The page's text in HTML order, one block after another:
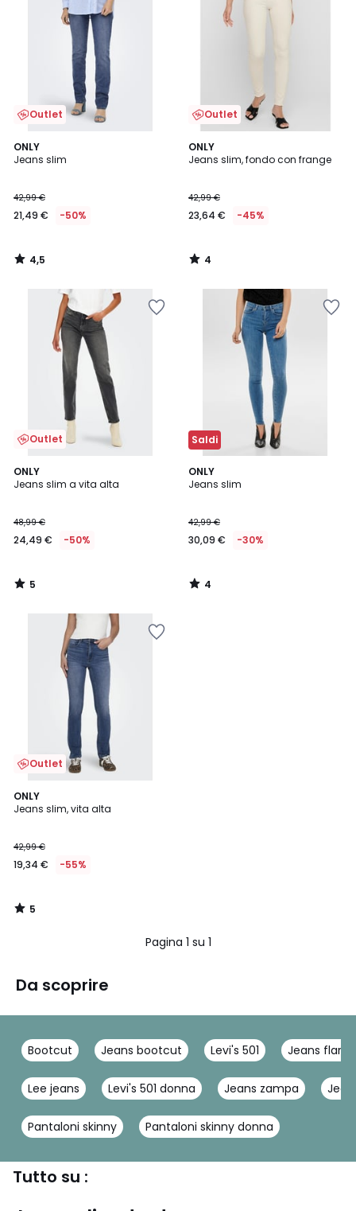
Outlet
ONLY
Jeans slim
42,99 €
21,49 € -50%
4,5
/ 5
4,5
/
Outlet
ONLY
Jeans slim, fondo con frange
42,99 €
23,64 € -45%
4
/
4
/
Outlet
ONLY
Jeans slim a vita alta
48,99 €
24,49 € -50%
5
/
5
/
Saldi
ONLY
Jeans slim
42,99 €
30,09 € -30%
4
/
4
/
Outlet
ONLY
Jeans slim, vita alta
42,99 €
19,34 € -55%
5
/
5
/
Pagina 1 su 1
Da scoprire
Bootcut Jeans bootcut Levi's 501 Jeans flare
Lee jeans Levi's 501 donna Jeans zampa
Pantaloni skinny Pantaloni skinny donna
Tutto su :